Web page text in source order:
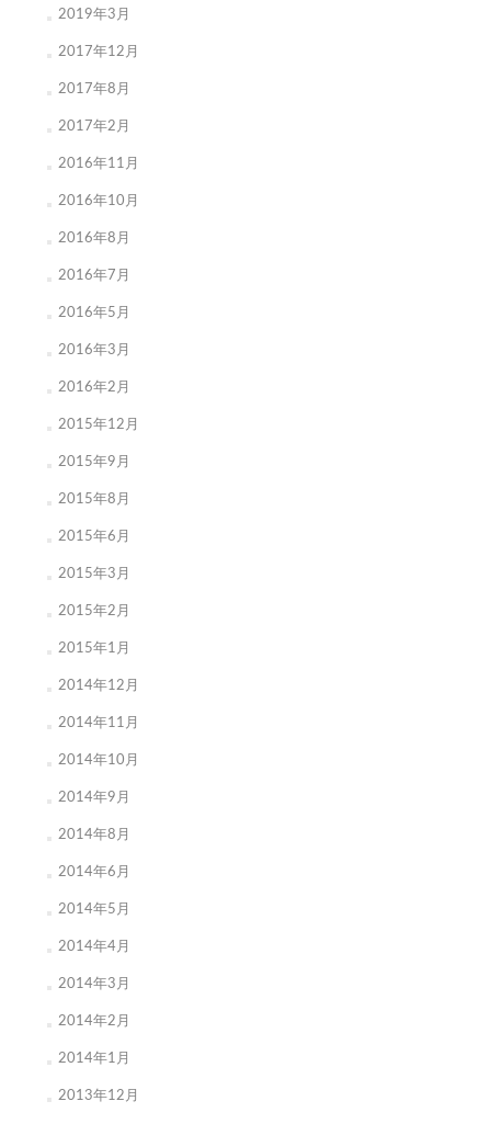
2019年3月
2017年12月
2017年8月
2017年2月
2016年11月
2016年10月
2016年8月
2016年7月
2016年5月
2016年3月
2016年2月
2015年12月
2015年9月
2015年8月
2015年6月
2015年3月
2015年2月
2015年1月
2014年12月
2014年11月
2014年10月
2014年9月
2014年8月
2014年6月
2014年5月
2014年4月
2014年3月
2014年2月
2014年1月
2013年12月